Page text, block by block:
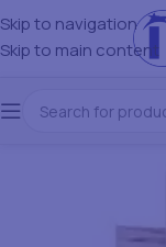
Skip to navigation
Skip to main content